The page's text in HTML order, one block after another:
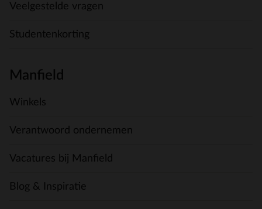
Veelgestelde vragen
Studentenkorting
Manfield
Winkels
Verantwoord ondernemen
Vacatures bij Manfield
Blog & Inspiratie